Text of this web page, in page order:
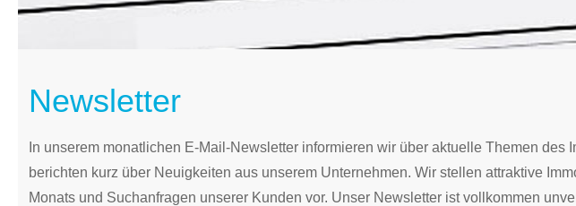
Newsletter
In unserem monatlichen E-Mail-Newsletter informieren wir über aktuelle Themen des
berichten kurz über Neuigkeiten aus unserem Unternehmen. Wir stellen attraktive
Monats und Suchanfragen unserer Kunden vor. Unser Newsletter ist vollkommen